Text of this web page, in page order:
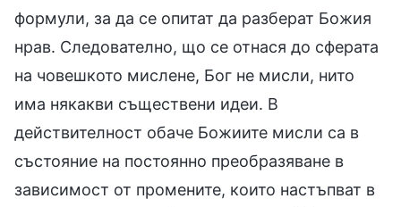
формули, за да се опитат да разберат Божия
нрав. Следователно, що се отнася до сферата
на човешкото мислене, Бог не мисли, нито
има някакви съществени идеи. В
действителност обаче Божиите мисли са в
състояние на постоянно преобразяване в
зависимост от промените, които настъпват в